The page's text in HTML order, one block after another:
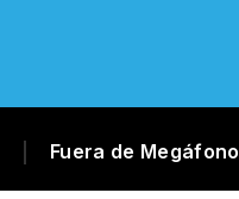
Fuera de Megáfono